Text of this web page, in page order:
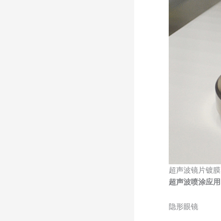
超声波镜片镀膜
超声波喷涂应
隐形眼镜